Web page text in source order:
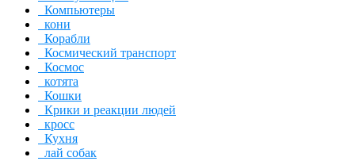
Компьютеры
кони
Корабли
Космический транспорт
Космос
котята
Кошки
Крики и реакции людей
кросс
Кухня
лай собак